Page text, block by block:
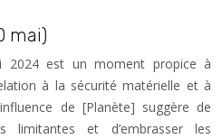
mai)
2024 est un moment propice à
à la sécurité matérielle et à
de [Planète] suggère de
et d’embrasser les